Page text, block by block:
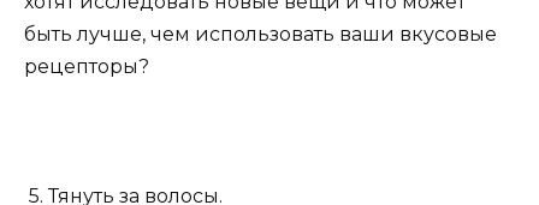
быть лучше, чем использовать ваши вкусовые
рецепторы?
5. Тянуть за волосы.